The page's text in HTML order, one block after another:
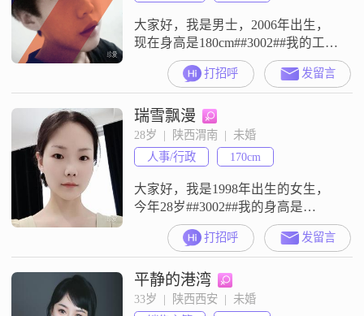
人交流，能够给身边的人带来快乐
和轻松的氛围。我非常追求事业成
大家好，我是男士，2006年出生，
现在身高是180cm##3002##我的工作
地在西安，目前的月收入在3000元
以下，学历是高中及以下##3002##
在性格方面，我是一个耐心包容的
人，平时待人接物会比较有耐心，
也能包容不同的想法和习惯
##3002##我觉得自己是一个真诚可
靠的人，与人相处的时候会保持真
诚的态度##300
打招呼 发留言
瑞雪飘漫
28岁  |  陕西渭南  |  未婚
人事/行政
170cm
大家好，我是1998年出生的女生，
今年28岁##3002##我的身高是
170cm##3002##我的学历是大专
##3002##我现在的工作地点在渭
南，月收入在3001到5000元之间
##3002##关于我的性格，我是一个
温柔体贴的人##3002##平时我也会
打招呼 发留言
平静的港湾
33岁  |  陕西西安  |  未婚